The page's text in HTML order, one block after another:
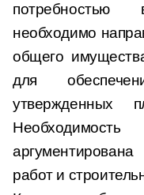
необходимо
общего
для
утвержденных
работ и